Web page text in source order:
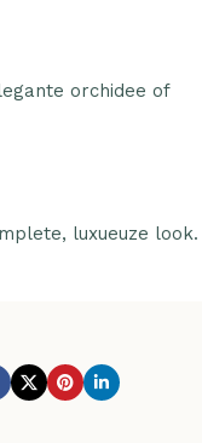
orchidee of
luxueuze look.